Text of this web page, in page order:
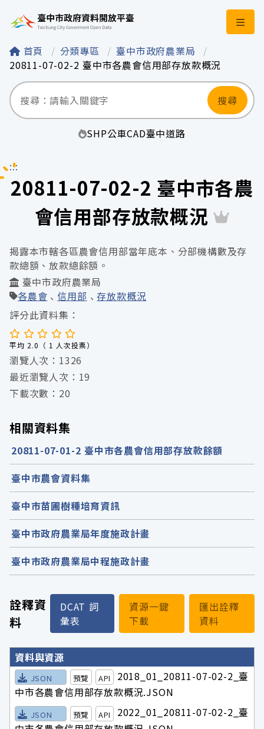
臺中市政府資料開
首頁 分類專區
臺中市政府農業局
20811-07-02-2 臺中市各農會信用部存放款概況
搜尋
SHP公車CAD臺中道路
:::
20811-07-02-2 臺中市各農
會信用部存放款概況
詮釋資
料
DCAT 詞
彙表
資源一鍵
下載
匯出詮釋
資料
詮釋資料詳細內容
資料與資源
JSON 預覽 API
2018_01_20811-07-02-2_臺
中市各農會信用部存放款概況.JSON
JSON 預覽 API
2022_01_20811-07-02-2_臺
揭露本市轄各區農會信用部當年底本、分部機構數及存
款總額、放款總餘額。
臺中市政府農業局
各農會
信用部
存放款概況
評分此資料集：
平均 2.0（ 1 人次投票）
瀏覽人次：1326
最近瀏覽人次：19
下載次數：20
相關資料集
20811-07-01-2 臺中市各農會信用部存放款餘額
臺中市農會資料集
臺中市苗圃樹種培育資訊
臺中市政府農業局年度施政計畫
臺中市政府農業局中程施政計畫